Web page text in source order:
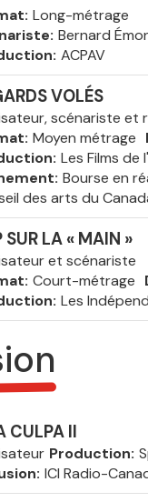
Long-métrage
Bernard
ACPAV
VOLÉS
scénariste et
Moyen métrage
Les Films de
Bourse en
des arts du
SUR LA « MAIN »
et scénariste
Court-métrage
Les
CULPA II
Production
ICI Radio-